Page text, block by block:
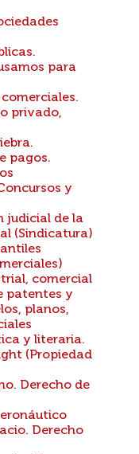
para
privado,
pagos.
y
judicial de la
(Sindicatura)
comercial
patentes y
planos,
y literaria.
(Propiedad
Derecho de
Derecho